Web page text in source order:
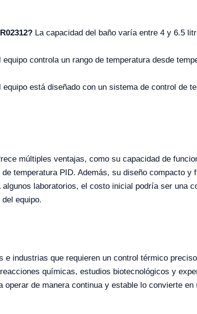
La capacidad del baño varía entre 4 y 6.5
equipo controla un rango de temperatura desde
equipo está diseñado con un sistema de control de
múltiples ventajas, como su capacidad de
temperatura PID. Además, su diseño compacto y
laboratorios, el costo inicial podría ser una
equipo.
industrias que requieren un control térmico
químicas, estudios biotecnológicos y
de manera continua y estable lo convierte en